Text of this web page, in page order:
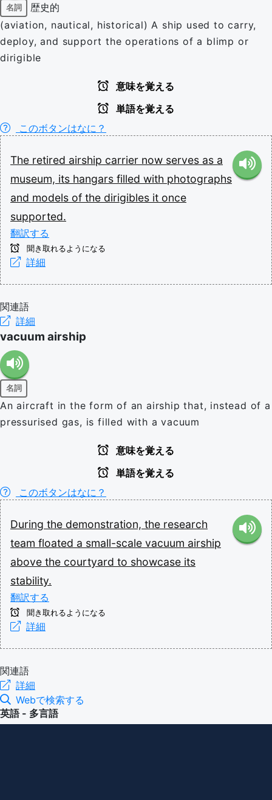
名詞
歴史的
(aviation, nautical, historical) A ship used to carry,
deploy, and support the operations of a blimp or
dirigible
意味を覚える
単語を覚える
このボタンはなに？
The retired airship carrier now serves as a
museum, its hangars filled with photographs
and models of the dirigibles it once
supported.
翻訳する
聞き取れるようになる
詳細
関連語
詳細
vacuum airship
名詞
An aircraft in the form of an airship that, instead of a
pressurised gas, is filled with a vacuum
意味を覚える
単語を覚える
このボタンはなに？
During the demonstration, the research
team floated a small-scale vacuum airship
above the courtyard to showcase its
stability.
翻訳する
聞き取れるようになる
詳細
関連語
詳細
Webで検索する
英語 - 多言語